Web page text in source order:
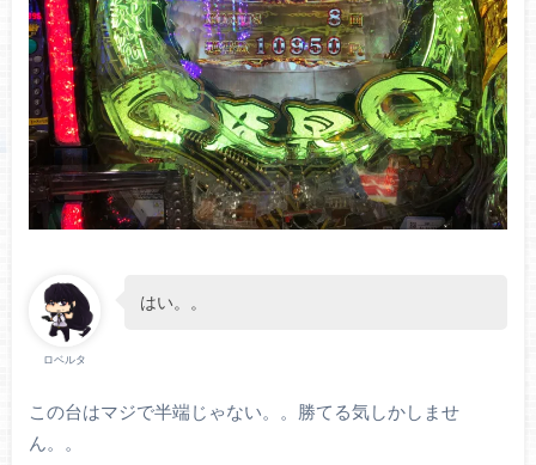
ロベルタ
はい。。
この台はマジで半端じゃない。。勝てる気しかしませ
ん。。